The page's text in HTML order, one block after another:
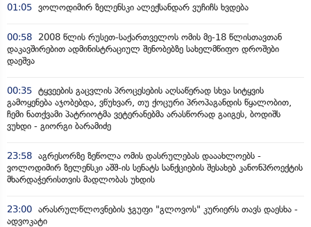
01:05 ვოლოდიმირ ზელენსკი ალექსანდარ ვუჩიჩს ხვდება
00:58
2008 წლის რუსეთ-საქართველოს ომის მე-18 წლისთავთან
დაკავშირებით ადმინისტრაციულ შენობებზე სახელმწიფო დროშები
დაეშვა
00:35 ტყვეების გაცვლის პროცესების აღსაწერად სხვა სიტყვის
გამოყენება აჯობებდა, ვწუხვარ, თუ ქოცური პროპაგანდის წყალობით,
ჩემი ნათქვამი პატრიოტმა ვეტერანებმა არასწორად გაიგეს, ბოდიშს
ვუხდი - გიორგი ბარამიძე
23:58 აგრესორზე ზეწოლა ომის დასრულებას დააახლოებს -
ვოლოდიმირ ზელენსკი აშშ-ის სენატს სანქციების შესახებ კანონპროექტის
მხარდაჭერისთვის მადლობას უხდის
23:00 არასრულწლოვნების ჯგუფი "გლოვოს" კურიერს თავს დაესხა -
ადვოკატი